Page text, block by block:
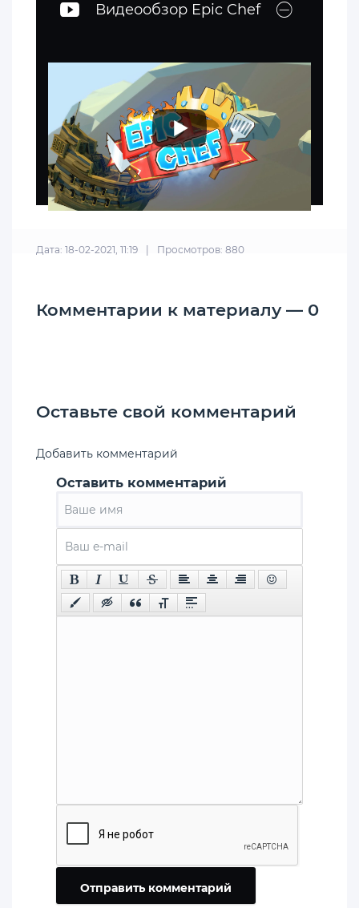
Видеообзор Epic Chef
Дата: 18-02-2021, 11:19 Просмотров: 880
Комментарии к материалу — 0
Оставьте свой комментарий
Добавить комментарий
Оставить комментарий
Отправить комментарий